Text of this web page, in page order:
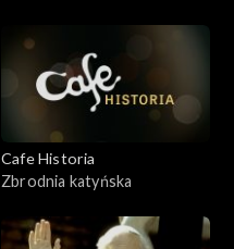
Cafe Historia
Zbrodnia katyńska